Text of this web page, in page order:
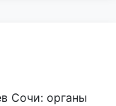
Сочи: органы